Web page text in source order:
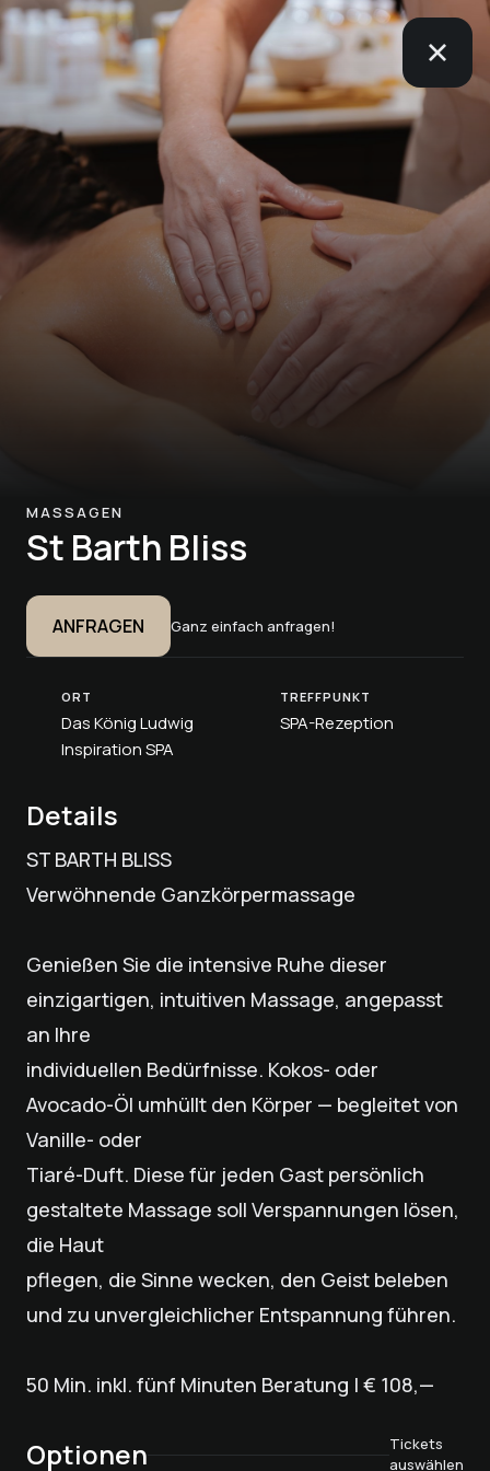
MASSAGEN
St Barth Bliss
ANFRAGEN Ganz einfach anfragen!
ORT
Das König Ludwig
Inspiration SPA
TREFFPUNKT
SPA-Rezeption
Details
ST BARTH BLISS
Verwöhnende Ganzkörpermassage
Genießen Sie die intensive Ruhe dieser
einzigartigen, intuitiven Massage, angepasst
an Ihre
individuellen Bedürfnisse. Kokos- oder
Avocado-Öl umhüllt den Körper — begleitet von
Vanille- oder
Tiaré-Duft. Diese für jeden Gast persönlich
gestaltete Massage soll Verspannungen lösen,
die Haut
pflegen, die Sinne wecken, den Geist beleben
und zu unvergleichlicher Entspannung führen.
50 Min. inkl. fünf Minuten Beratung | € 108,—
Optionen
Tickets
auswählen